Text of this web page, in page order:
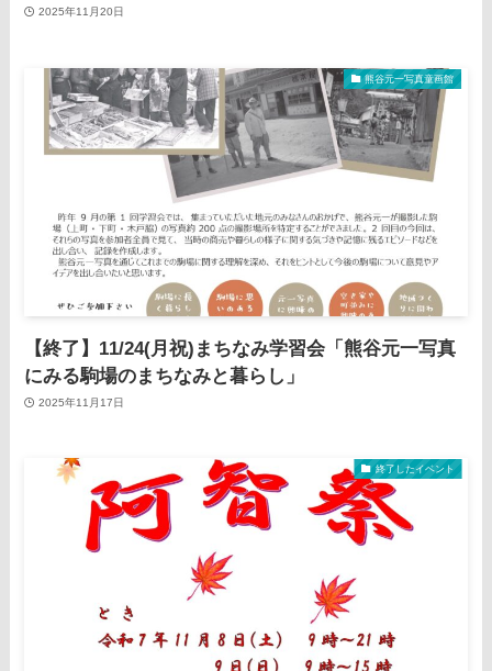
2025年11月20日
熊谷元一写真童画館
【終了】11/24(月祝)まちなみ学習会「熊谷元一写真
にみる駒場のまちなみと暮らし」
2025年11月17日
終了したイベント